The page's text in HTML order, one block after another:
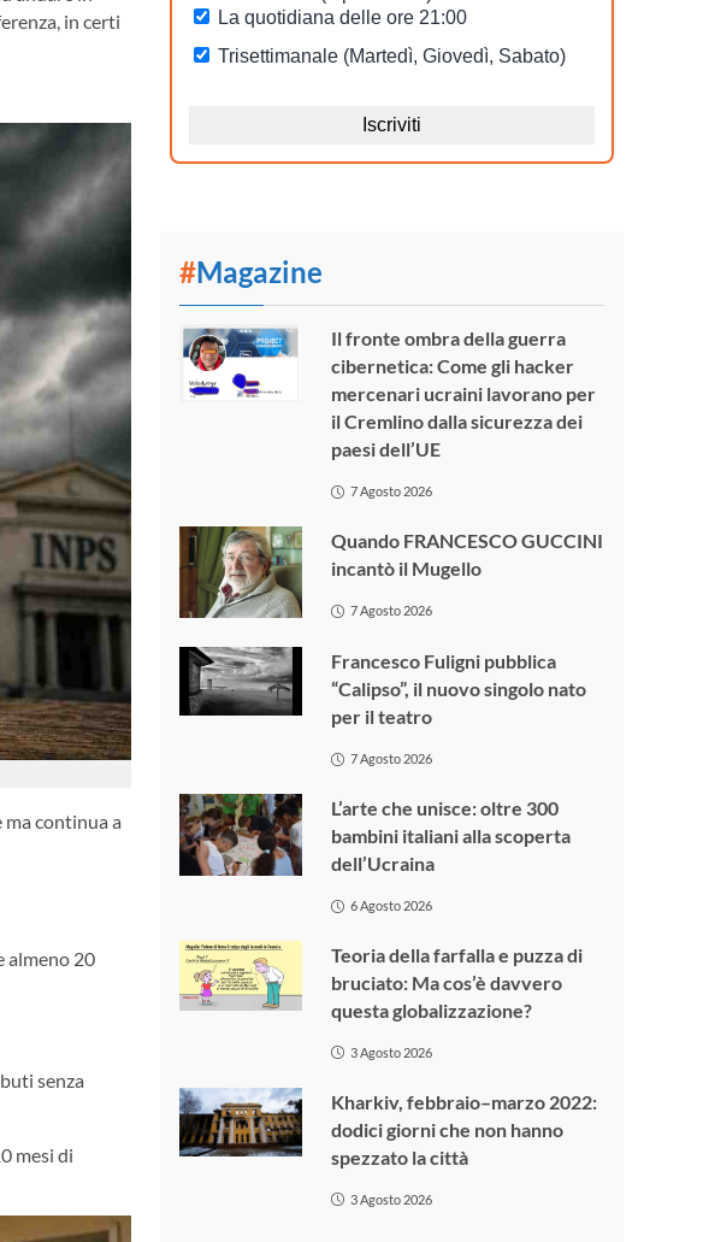
in certi
continua a
almeno 20
senza
mesi di
#Magazine
Il fronte ombra della guerra
cibernetica: Come gli hacker
mercenari ucraini lavorano per
il Cremlino dalla sicurezza dei
paesi dell’UE
7 Agosto 2026
Quando FRANCESCO GUCCINI
incantò il Mugello
7 Agosto 2026
Francesco Fuligni pubblica
“Calipso”, il nuovo singolo nato
per il teatro
7 Agosto 2026
L’arte che unisce: oltre 300
bambini italiani alla scoperta
dell’Ucraina
6 Agosto 2026
Teoria della farfalla e puzza di
bruciato: Ma cos’è davvero
questa globalizzazione?
3 Agosto 2026
Kharkiv, febbraio–marzo 2022:
dodici giorni che non hanno
spezzato la città
3 Agosto 2026